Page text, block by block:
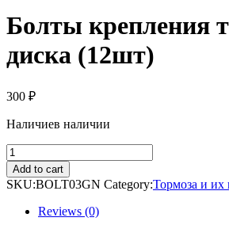
Болты крепления
диска (12шт)
300 ₽
Наличиев наличии
Болты
крепления
тормозного
диска
(12шт)
quantity
Add to cart
SKU:BOLT03GN Category:Тормоза и
Reviews (0)